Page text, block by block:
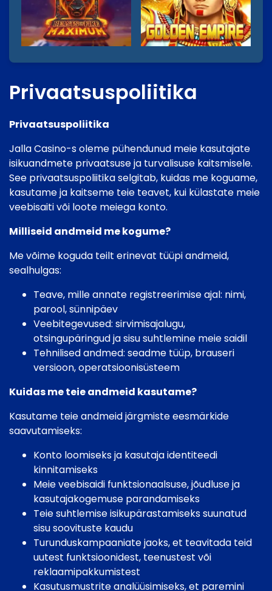
Privaatsuspoliitika
Privaatsuspoliitika
Jalla Casino-s oleme pühendunud meie kasutajate
isikuandmete privaatsuse ja turvalisuse kaitsmisele.
See privaatsuspoliitika selgitab, kuidas me koguame,
kasutame ja kaitseme teie teavet, kui külastate meie
veebisaiti või loote meiega konto.
Milliseid andmeid me kogume?
Me võime koguda teilt erinevat tüüpi andmeid,
sealhulgas:
Teave, mille annate registreerimise ajal: nimi,
parool, sünnipäev
Veebitegevused: sirvimisajalugu,
otsingupäringud ja sisu suhtlemine meie saidil
Tehnilised andmed: seadme tüüp, brauseri
versioon, operatsioonisüsteem
Kuidas me teie andmeid kasutame?
Kasutame teie andmeid järgmiste eesmärkide
saavutamiseks:
Konto loomiseks ja kasutaja identiteedi
kinnitamiseks
Meie veebisaidi funktsionaalsuse, jõudluse ja
kasutajakogemuse parandamiseks
Teie suhtlemise isikupärastamiseks suunatud
sisu soovituste kaudu
Turunduskampaaniate jaoks, et teavitada teid
uutest funktsioonidest, teenustest või
reklaamipakkumistest
Kasutusmustrite analüüsimiseks, et paremini